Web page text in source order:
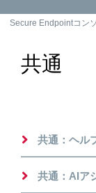
Secure Endpointコン
共通
共通：ヘル
共通：AIア